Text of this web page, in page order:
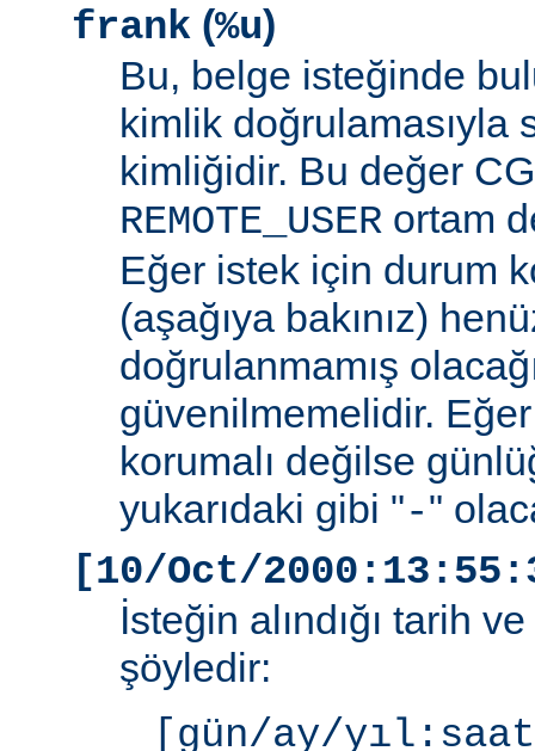
frank (%u)
Bu, belge isteğinde
kimlik doğrulamasıyla
kimliğidir. Bu değer
REMOTE_USER ortam
Eğer istek için durum
(aşağıya bakınız)
doğrulanmamış
güvenilmemelidir.
korumalı değilse
yukarıdaki gibi "-"
[10/Oct/
İsteğin alındığı tarih
şöyledir:
[gün/ay/